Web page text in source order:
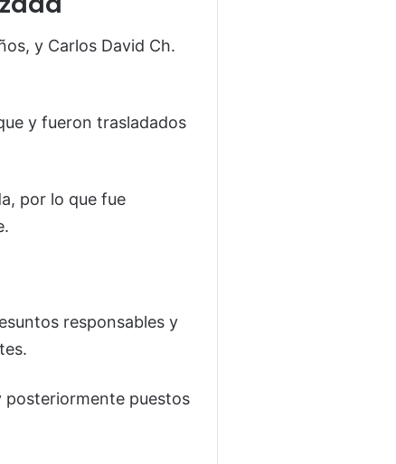
y Carlos David Ch.
y fueron trasladados
por lo que fue
responsables y
posteriormente puestos